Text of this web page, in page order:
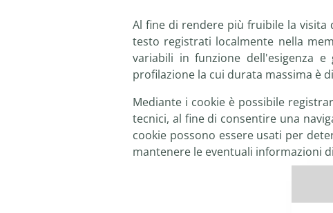
Al fine di rendere più fruibile la
testo registrati localmente nella
variabili in funzione dell'esigenza
profilazione la cui durata massima è
Mediante i cookie è possibile
tecnici, al fine di consentire una
cookie possono essere usati per
mantenere le eventuali informazioni